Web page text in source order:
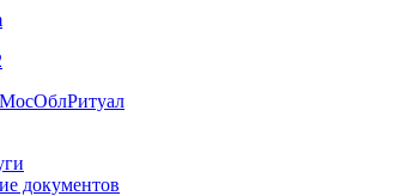
документов